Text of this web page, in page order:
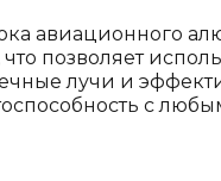
авиационного
позволяет
лучи и
с